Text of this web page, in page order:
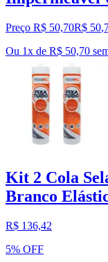
Preço R$ 50,70R$ 50,
Ou 1x de R$ 50,70
Kit 2 Cola
Branco
R$ 136,42
5% OFF